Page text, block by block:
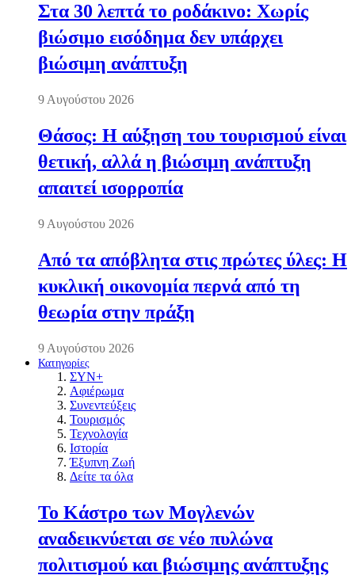
Στα 30 λεπτά το ροδάκινο: Χωρίς
βιώσιμο εισόδημα δεν υπάρχει
βιώσιμη ανάπτυξη
9 Αυγούστου 2026
Θάσος: Η αύξηση του τουρισμού είναι
θετική, αλλά η βιώσιμη ανάπτυξη
απαιτεί ισορροπία
9 Αυγούστου 2026
Από τα απόβλητα στις πρώτες ύλες: Η
κυκλική οικονομία περνά από τη
θεωρία στην πράξη
9 Αυγούστου 2026
Κατηγορίες
ΣΥΝ+
Αφιέρωμα
Συνεντεύξεις
Τουρισμός
Τεχνολογία
Ιστορία
Έξυπνη Ζωή
Δείτε τα όλα
Το Κάστρο των Μογλενών
αναδεικνύεται σε νέο πυλώνα
πολιτισμού και βιώσιμης ανάπτυξης